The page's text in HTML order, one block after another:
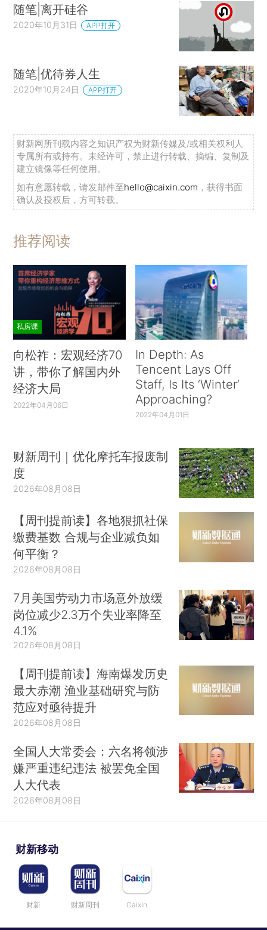
随笔|离开硅谷
2020年10月31日 APP打开
随笔|优待券人生
2020年10月24日 APP打开
财新网所刊载内容之知识产权为财新传媒及/或相关权利人
专属所有或持有。未经许可，禁止进行转载、摘编、复制及
建立镜像等任何使用。
如有意愿转载，请发邮件至hello@caixin.com ，获得书面
确认及授权后，方可转载。
推荐阅读
私房课
向松祚：宏观经济70
讲，带你了解国内外
经济大局
2022年04月06日
In Depth: As
Tencent Lays Off
Staff, Is Its ‘Winter’
Approaching?
2022年04月01日
财新周刊｜优化摩托车报废制
度
2026年08月08日
【周刊提前读】各地狠抓社保
缴费基数 合规与企业减负如
何平衡？
2026年08月08日
7月美国劳动力市场意外放缓
岗位减少2.3万个失业率降至
4.1%
2026年08月08日
【周刊提前读】海南爆发历史
最大赤潮 渔业基础研究与防
范应对亟待提升
2026年08月08日
全国人大常委会：六名将领涉
嫌严重违纪违法 被罢免全国
人大代表
2026年08月08日
财新移动
财新 财新周刊 Caixin